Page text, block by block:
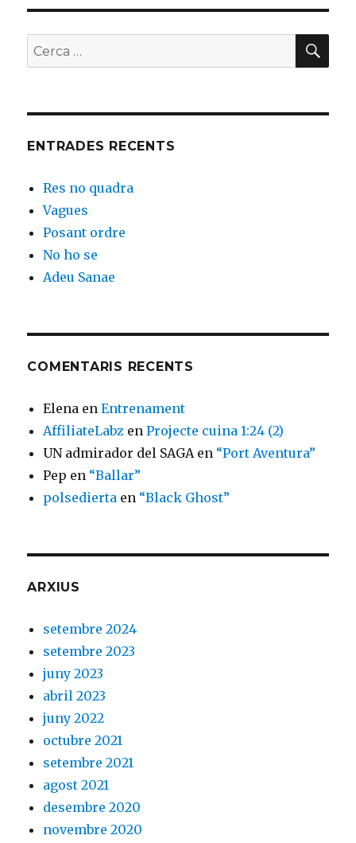
Buscar
per:
ENTRADES RECENTS
Res no quadra
Vagues
Posant ordre
No ho se
Adeu Sanae
COMENTARIS RECENTS
Elena enEntrenament
AffiliateLabz enProjecte cuina 1:24 (2)
UN admirador del SAGAen “Port Aventura”
Pep en “Ballar”
polsedierta en “Black Ghost”
ARXIUS
setembre 2024
setembre 2023
juny 2023
abril 2023
juny 2022
octubre 2021
setembre 2021
agost 2021
desembre 2020
novembre 2020